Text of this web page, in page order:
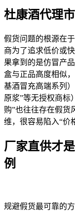
杜康酒代理
假货问题的根源在
商为了追求低价或
果拿到的是仿冒产
盒与正品高度相似
基酒冒充高端系列
原浆”等无授权商标
购”也往往存在假货
维，很容易陷入“价
厂家直供才
例
规避假货最可靠的